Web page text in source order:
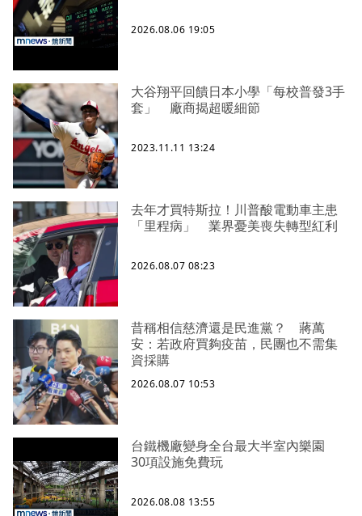
2026.08.06 19:05
大谷翔平回饋日本小學「每校普發3手
套」 廠商揭超暖細節
2023.11.11 13:24
去年才買特斯拉！川普酸電動車主患
「里程病」 業界憂美喪失轉型紅利
2026.08.07 08:23
昔稱相信慈濟還是民進黨？ 蔣萬
安：若政府買夠疫苗，民團也不需集
資採購
2026.08.07 10:53
台鐵機廠變身全台最大半室內樂園
30項設施免費玩
2026.08.08 13:55